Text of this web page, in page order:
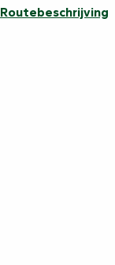
Routebeschrijving